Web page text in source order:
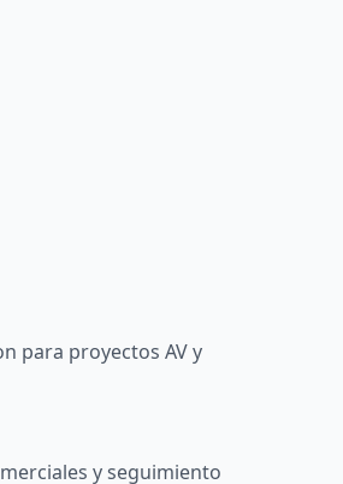
para proyectos AV y
y seguimiento